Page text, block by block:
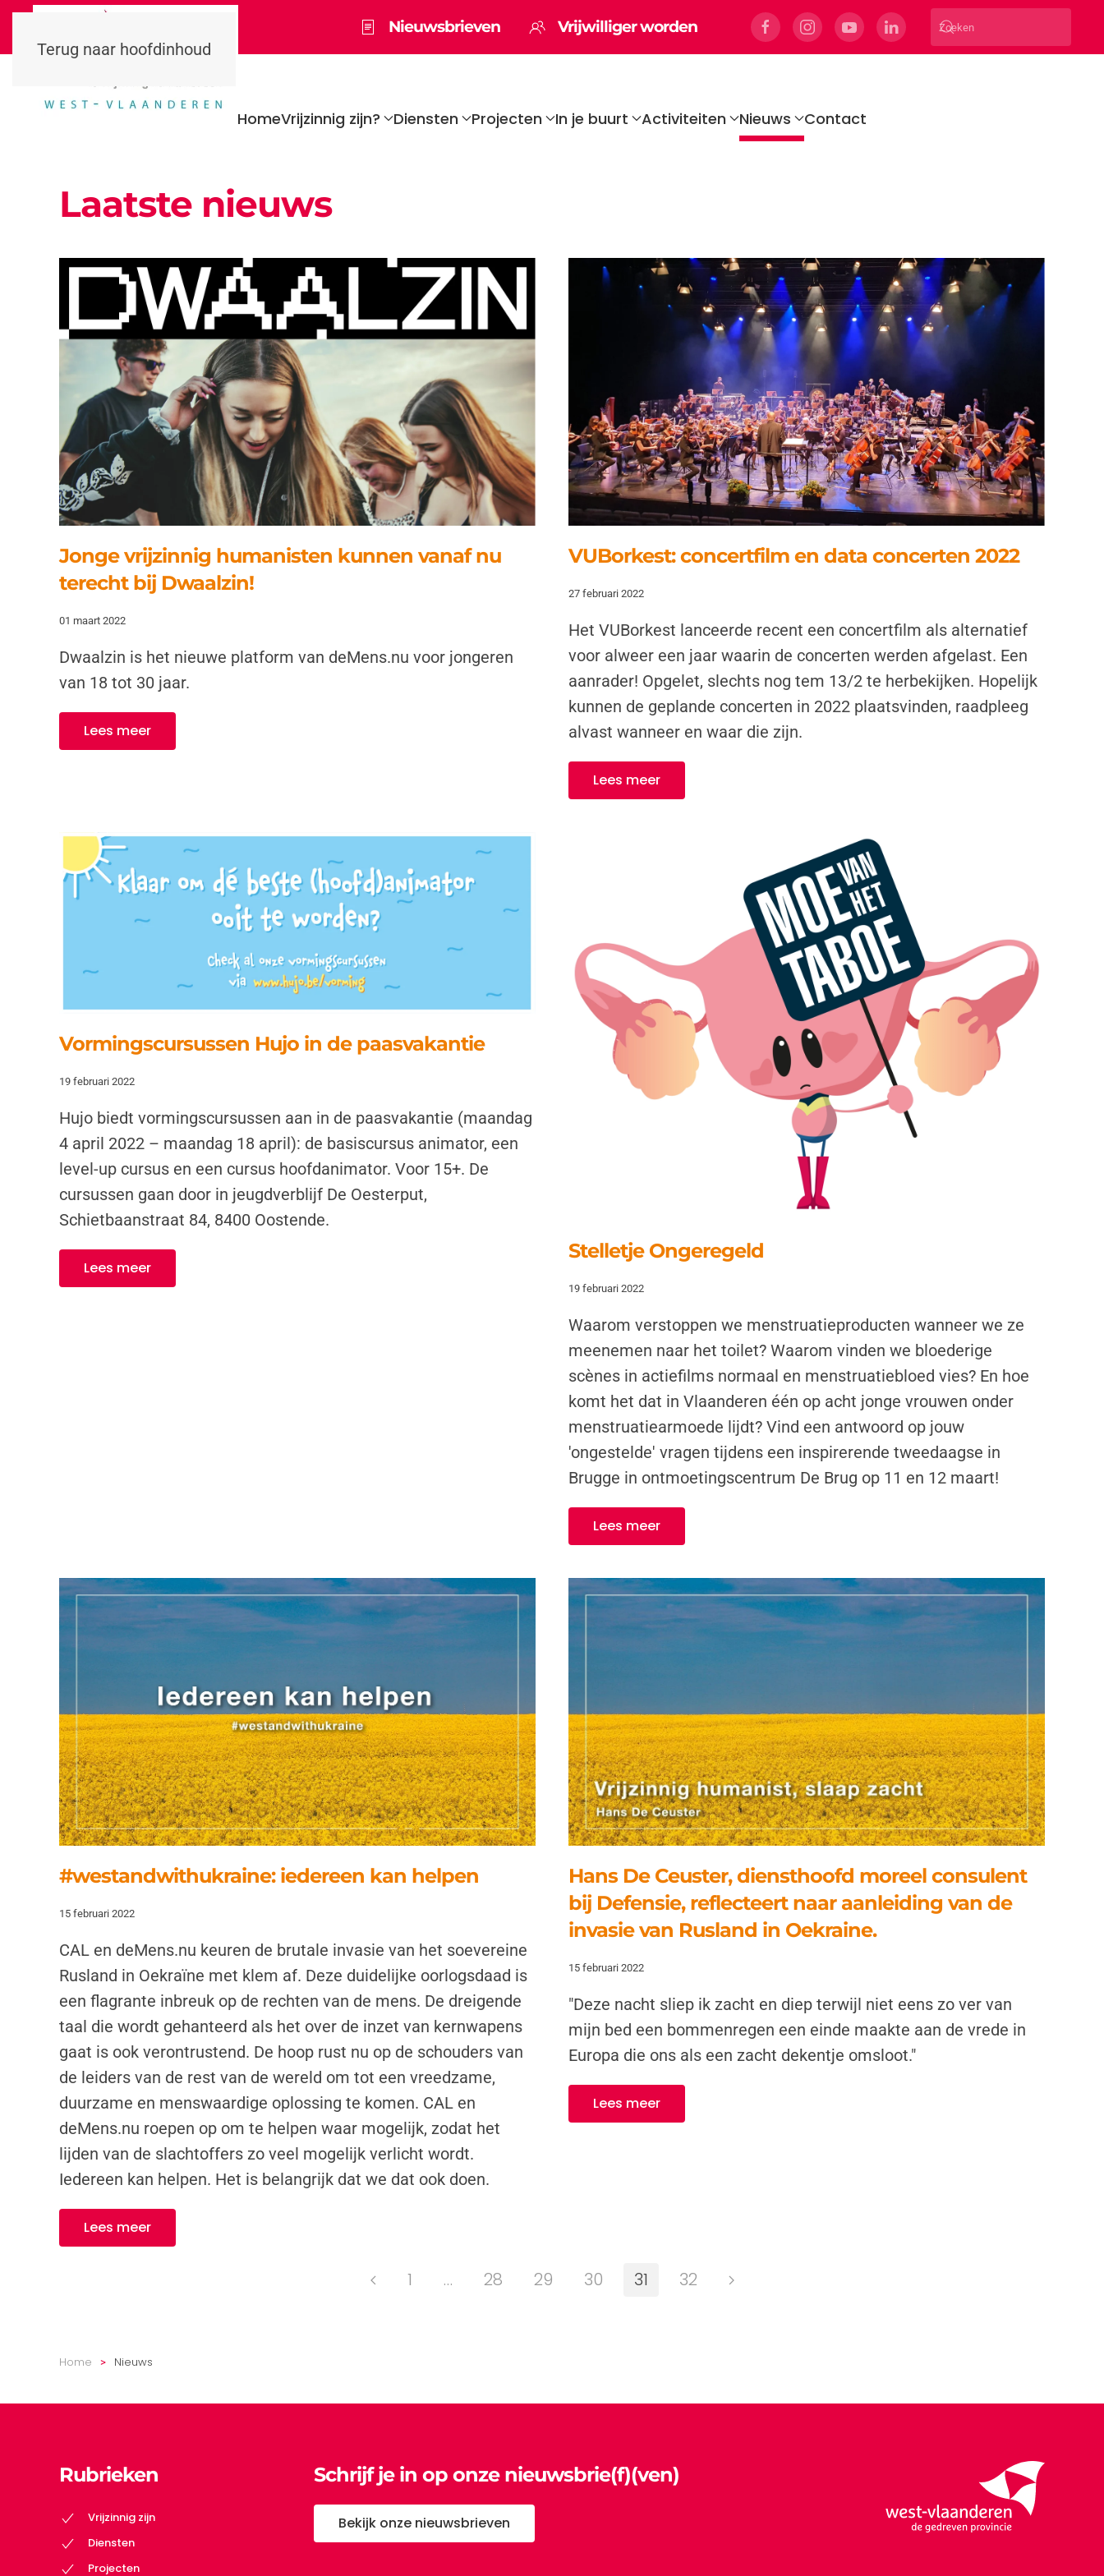
Terug naar hoofdinhoud
Nieuwsbrieven Vrijwilliger worden
HomeVrijzinnig zijn? Diensten Projecten In je buurt Activiteiten Nieuws Contact
Laatste nieuws
Jonge vrijzinnig humanisten kunnen vanaf nu
terecht bij Dwaalzin!
01 maart 2022
Dwaalzin is het nieuwe platform van deMens.nu voor jongeren
van 18 tot 30 jaar.
Lees meer
VUBorkest: concertfilm en data concerten 2022
27 februari 2022
Het VUBorkest lanceerde recent een concertfilm als alternatief
voor alweer een jaar waarin de concerten werden afgelast. Een
aanrader! Opgelet, slechts nog tem 13/2 te herbekijken. Hopelijk
kunnen de geplande concerten in 2022 plaatsvinden, raadpleeg
alvast wanneer en waar die zijn.
Lees meer
Vormingscursussen Hujo in de paasvakantie
19 februari 2022
Hujo biedt vormingscursussen aan in de paasvakantie (maandag
4 april 2022 – maandag 18 april): de basiscursus animator, een
level-up cursus en een cursus hoofdanimator. Voor 15+. De
cursussen gaan door in jeugdverblijf De Oesterput,
Schietbaanstraat 84, 8400 Oostende.
Lees meer
Stelletje Ongeregeld
19 februari 2022
Waarom verstoppen we menstruatieproducten wanneer we ze
meenemen naar het toilet? Waarom vinden we bloederige
scènes in actiefilms normaal en menstruatiebloed vies? En hoe
komt het dat in Vlaanderen één op acht jonge vrouwen onder
menstruatiearmoede lijdt? Vind een antwoord op jouw
'ongestelde' vragen tijdens een inspirerende tweedaagse in
Brugge in ontmoetingscentrum De Brug op 11 en 12 maart!
Lees meer
#westandwithukraine: iedereen kan helpen
15 februari 2022
CAL en deMens.nu keuren de brutale invasie van het soevereine
Rusland in Oekraïne met klem af. Deze duidelijke oorlogsdaad is
een flagrante inbreuk op de rechten van de mens. De dreigende
taal die wordt gehanteerd als het over de inzet van kernwapens
gaat is ook verontrustend. De hoop rust nu op de schouders van
de leiders van de rest van de wereld om tot een vreedzame,
duurzame en menswaardige oplossing te komen. CAL en
deMens.nu roepen op om te helpen waar mogelijk, zodat het
lijden van de slachtoffers zo veel mogelijk verlicht wordt.
Iedereen kan helpen. Het is belangrijk dat we dat ook doen.
Lees meer
Hans De Ceuster, diensthoofd moreel consulent
bij Defensie, reflecteert naar aanleiding van de
invasie van Rusland in Oekraine.
15 februari 2022
"Deze nacht sliep ik zacht en diep terwijl niet eens zo ver van
mijn bed een bommenregen een einde maakte aan de vrede in
Europa die ons als een zacht dekentje omsloot."
Lees meer
1 … 28 29 30 31 32
Home Nieuws
Rubrieken
Vrijzinnig zijn
Diensten
Projecten
Schrijf je in op onze nieuwsbrie(f)(ven)
Bekijk onze nieuwsbrieven